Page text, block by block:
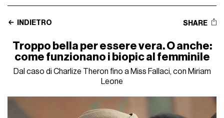
INDIETRO SHARE
Troppo bella per essere vera. O anche:
come funzionano i biopic al femminile
Dal caso di Charlize Theron fino a Miss Fallaci, con Miriam
Leone